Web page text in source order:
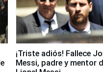
¡Triste adiós! Fallece
Messi, padre y mentor